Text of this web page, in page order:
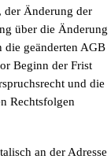
der Änderung der
über die Änderung
die geänderten AGB
Beginn der Frist
und die
Rechtsfolgen
an der Adresse